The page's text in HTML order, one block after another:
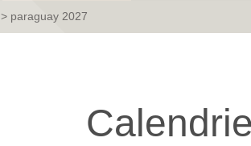
> paraguay 2027